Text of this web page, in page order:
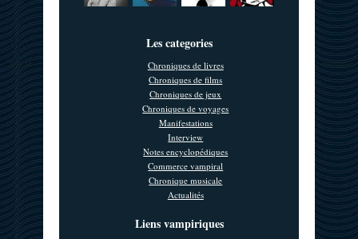
Les categories
Chroniques de livres
Chroniques de films
Chroniques de jeux
Chroniques de voyages
Manifestations
Interview
Notes encyclopédiques
Commerce vampiral
Chronique musicale
Actualités
Liens vampiriques